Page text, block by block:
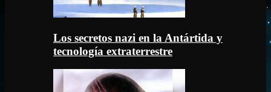
Los secretos nazi en la Antártida y
tecnología extraterrestre